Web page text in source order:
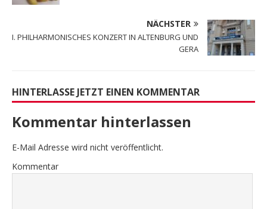
NÄCHSTER
I. PHILHARMONISCHES KONZERT IN ALTENBURG UND
GERA
HINTERLASSE JETZT EINEN KOMMENTAR
Kommentar hinterlassen
E-Mail Adresse wird nicht veröffentlicht.
Kommentar